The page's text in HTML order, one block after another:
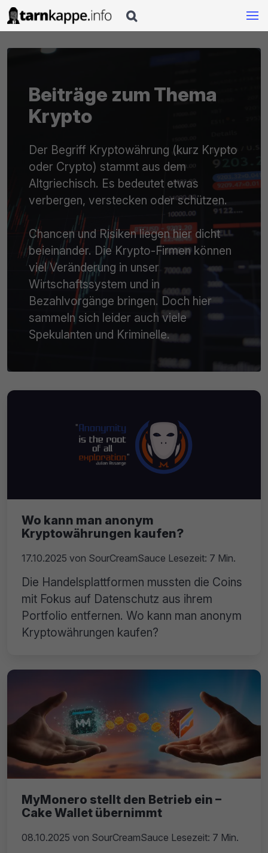

Beiträge zum Thema
Krypto
Der Begriff Kryptowährung (kurz Krypto
oder Crypto) stammt aus dem
Altgriechisch. Es bedeutet etwas
verbergen, verstecken oder schützen.
Chancen und Risiken liegen hier dicht
beieinander. Die Krypto-Firmen können
viel Veränderung in unser
Wirtschaftssystem und in
Bezahlvorgänge bringen. Doch hier
sammeln sich leider auch viele
Spekulanten und Kriminelle.
Wo kann man anonym
Kryptowährungen kaufen?
17.10.2025 von SourCreamSauce Lesezeit: 7 Min.
Die Handelsplattformen mussten die Coins
mit Fokus auf Datenschutz aus ihrem
Portfolio entfernen. Wo kann man anonym
Kryptowährungen kaufen?
MyMonero stellt den Betrieb ein –
Cake Wallet übernimmt
08.10.2025 von SourCreamSauce Lesezeit: 7 Min.